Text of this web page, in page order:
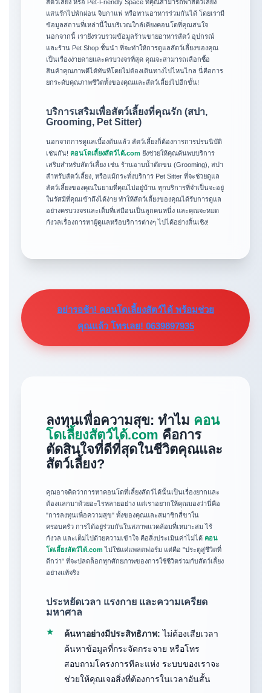
สัตว์เลี้ยง หรือ Pet-Friendly Space ที่คุณสามารถพาสัตว์เลี้ยง
แสนรักไปพักผ่อน จิบกาแฟ หรือทานอาหารร่วมกันได้ โดยเรามี
ข้อมูลสถานที่เหล่านี้ในบริเวณใกล้เคียงคอนโดที่คุณสนใจ
นอกจากนี้ เรายังรวบรวมข้อมูลร้านขายอาหารสัตว์ อุปกรณ์
และร้าน Pet Shop ชั้นนำ ที่จะทำให้การดูแลสัตว์เลี้ยงของคุณ
เป็นเรื่องง่ายดายและครบวงจรที่สุด คุณจะสามารถเลือกซื้อ
สินค้าคุณภาพดีได้ทันทีโดยไม่ต้องเดินทางไปไหนไกล นี่คือการ
ยกระดับคุณภาพชีวิตทั้งของคุณและสัตว์เลี้ยงไปอีกขั้น!
บริการเสริมเพื่อสัตว์เลี้ยงที่คุณรัก (สปา,
Grooming, Pet Sitter)
นอกจากการดูแลเบื้องต้นแล้ว สัตว์เลี้ยงก็ต้องการการปรนนิบัติ
เช่นกัน! คอนโดเลี้ยงสัตว์ได้.com ยังช่วยให้คุณค้นพบบริการ
เสริมสำหรับสัตว์เลี้ยง เช่น ร้านอาบน้ำตัดขน (Grooming), สปา
สำหรับสัตว์เลี้ยง, หรือแม้กระทั่งบริการ Pet Sitter ที่จะช่วยดูแล
สัตว์เลี้ยงของคุณในยามที่คุณไม่อยู่บ้าน ทุกบริการที่จำเป็นจะอยู่
ในรัศมีที่คุณเข้าถึงได้ง่าย ทำให้สัตว์เลี้ยงของคุณได้รับการดูแล
อย่างครบวงจรและเต็มที่เสมือนเป็นลูกคนหนึ่ง และคุณจะหมด
กังวลเรื่องการหาผู้ดูแลหรือบริการต่างๆ ไปได้อย่างสิ้นเชิง!
อย่ารอช้า! คอนโดเลี้ยงสัตว์ได้ พร้อมช่วย
คุณแล้ว โทรเลย! 0639897935
ลงทุนเพื่อความสุข: ทำไม คอน
โดเลี้ยงสัตว์ได้.com คือการ
ตัดสินใจที่ดีที่สุดในชีวิตคุณและ
สัตว์เลี้ยง?
คุณอาจคิดว่าการหาคอนโดที่เลี้ยงสัตว์ได้นั้นเป็นเรื่องยากและ
ต้องแลกมาด้วยอะไรหลายอย่าง แต่เราอยากให้คุณมองว่านี่คือ
"การลงทุนเพื่อความสุข" ทั้งของคุณและสมาชิกสี่ขาใน
ครอบครัว การได้อยู่ร่วมกันในสภาพแวดล้อมที่เหมาะสม ไร้
กังวล และเต็มไปด้วยความเข้าใจ คือสิ่งประเมินค่าไม่ได้ คอน
โดเลี้ยงสัตว์ได้.com ไม่ใช่แค่แพลตฟอร์ม แต่คือ "ประตูสู่ชีวิตที่
ดีกว่า" ที่จะปลดล็อกทุกศักยภาพของการใช้ชีวิตร่วมกับสัตว์เลี้ยง
อย่างแท้จริง
ประหยัดเวลา แรงกาย และความเครียด
มหาศาล
★
ค้นหาอย่างมีประสิทธิภาพ: ไม่ต้องเสียเวลา
ค้นหาข้อมูลที่กระจัดกระจาย หรือโทร
สอบถามโครงการทีละแห่ง ระบบของเราจะ
ช่วยให้คุณเจอสิ่งที่ต้องการในเวลาอันสั้น